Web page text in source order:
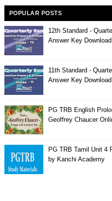
POPULAR POSTS
12th Standard -
Answer Key Download
11th Standard -
Answer Key Download
PG TRB English
Geoffrey Chaucer
PG TRB Tamil Unit 4
by Kanchi Academy